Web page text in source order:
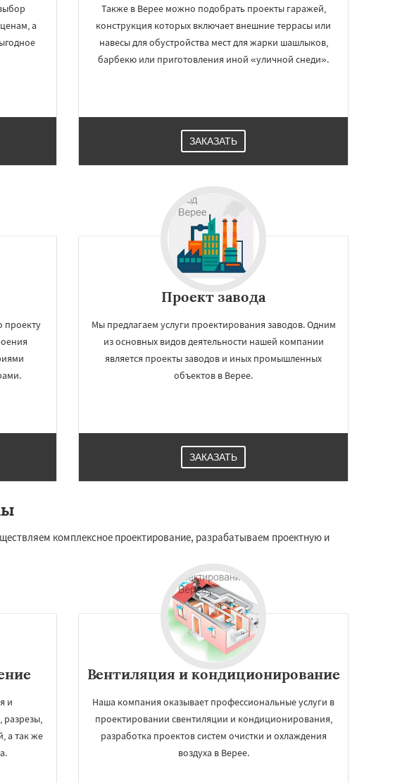
а
Также в Верее можно подобрать проекты гаражей,
конструкция которых включает внешние террасы или
навесы для обустройства мест для жарки шашлыков,
барбекю или приготовления иной «уличной снеди».
ЗАКАЗАТЬ
проекту
Проект завода
Мы предлагаем услуги проектирования заводов. Одним
из основных видов деятельности нашей компании
является проекты заводов и иных промышленных
объектов в Верее.
ЗАКАЗАТЬ
комплексное проектирование, разрабатываем проектную и
и
а так же
Вентиляция и кондиционирование
Наша компания оказывает профессиональные услуги в
проектировании свентиляции и кондиционирования,
разработка проектов систем очистки и охлаждения
воздуха в Верее.